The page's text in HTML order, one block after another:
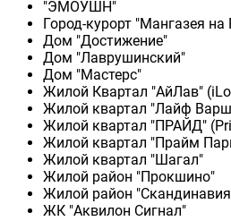
"ЭМОУШН"
Город-курорт "Мангазея
Дом "Достижение"
Дом "Лаврушинский"
Дом "Мастерс"
Жилой Квартал "АйЛав"
Жилой квартал "Лайф
Жилой квартал "ПРАЙД"
Жилой квартал "Прайм
Жилой квартал "Шагал"
Жилой район "Прокшино"
Жилой район
ЖК "Аквилон Сигнал"